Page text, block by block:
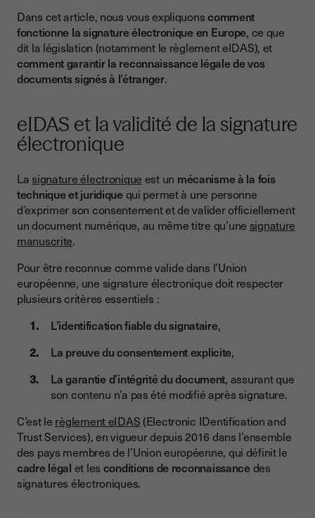
2. Des particularités nationales ?
Les exceptions
Les exceptions
Les exceptions
Dans cet article, nous vous expliquonscomment
fonctionne la signature électronique en Europe, ce que
dit la législation (notamment le règlement eIDAS), et
comment garantir la reconnaissance légale de vos
documents signés à l’étranger.
eIDAS et la validité de la signature
électronique
La signature électronique est un mécanisme à la fois
technique et juridiquequi permet à une personne
d’exprimer son consentement et de valider officiellement
un document numérique, au même titre qu’une signature
manuscrite.
Pour être reconnue comme valide dans l’Union
européenne, une signature électronique doit respecter
plusieurs critères essentiels :
L’identification fiable du signataire,
La preuve du consentement explicite,
La garantie d’intégrité du document, assurant que
son contenu n’a pas été modifié après signature.
C’est le règlement eIDAS (Electronic IDentification and
Trust Services), en vigueur depuis 2016 dans l’ensemble
des pays membres de l’Union européenne, qui définit le
cadre légal et les conditions de reconnaissancedes
signatures électroniques.